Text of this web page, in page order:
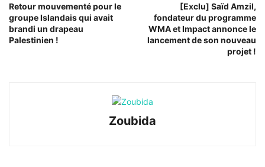
Retour mouvementé pour le
groupe Islandais qui avait
brandi un drapeau
Palestinien !
[Exclu] Saïd Amzil,
fondateur du programme
WMA et Impact annonce le
lancement de son nouveau
projet !
Zoubida